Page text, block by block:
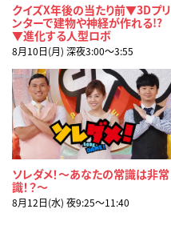
クイズX年後の当たり前▼3Dプリ
ンターで建物や神経が作れる!?
▼進化する人型ロボ
8月10日(月) 深夜3:00〜3:55
ソレダメ！～あなたの常識は非常
識！？～
8月12日(水) 夜9:25〜11:40